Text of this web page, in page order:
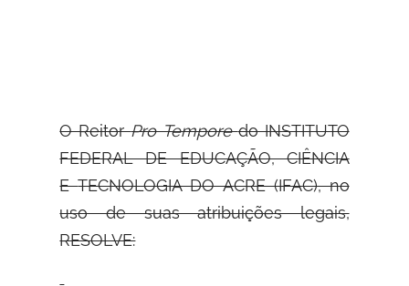
O ReitorPro Temporedo INSTITUTO
FEDERAL DE EDUCAÇÃO, CIÊNCIA
ETECNOLOGIA DO ACRE (IFAC), no
uso de suas atribuições legais,
RESOLVE: